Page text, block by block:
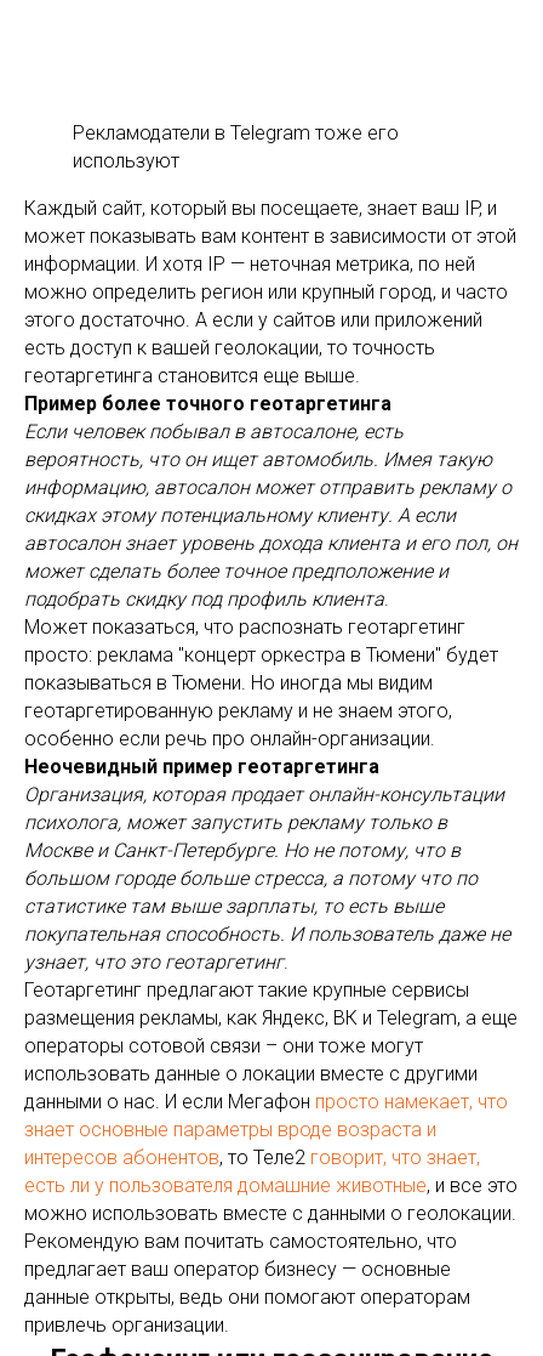
Рекламодатели в Telegram тоже его
используют
Каждый сайт, который вы посещаете, знает ваш IP, и
может показывать вам контент в зависимости от этой
информации. И хотя IP — неточная метрика, по ней
можно определить регион или крупный город, и часто
этого достаточно. А если у сайтов или приложений
есть доступ к вашей геолокации, то точность
геотаргетинга становится еще выше.
Пример более точного геотаргетинга
Если человек побывал в автосалоне, есть
вероятность, что он ищет автомобиль. Имея такую
информацию, автосалон может отправить рекламу о
скидках этому потенциальному клиенту. А если
автосалон знает уровень дохода клиента и его пол, он
может сделать более точное предположение и
подобрать скидку под профиль клиента.
Может показаться, что распознать геотаргетинг
просто: реклама "концерт оркестра в Тюмени" будет
показываться в Тюмени. Но иногда мы видим
геотаргетированную рекламу и не знаем этого,
особенно если речь про онлайн-организации.
Неочевидный пример геотаргетинга
Организация, которая продает онлайн-консультации
психолога, может запустить рекламу только в
Москве и Санкт-Петербурге. Но не потому, что в
большом городе больше стресса, а потому что по
статистике там выше зарплаты, то есть выше
покупательная способность. И пользователь даже не
узнает, что это геотаргетинг.
Геотаргетинг предлагают такие крупные сервисы
размещения рекламы, как Яндекс, ВК и Telegram, а еще
операторы сотовой связи – они тоже могут
использовать данные о локации вместе с другими
данными о нас. И если Мегафон просто намекает, что
знает основные параметры вроде возраста и
интересов абонентов, то Теле2 говорит, что знает,
есть ли у пользователя домашние животные, и все это
можно использовать вместе с данными о геолокации.
Рекомендую вам почитать самостоятельно, что
предлагает ваш оператор бизнесу — основные
данные открыты, ведь они помогают операторам
привлечь организации.